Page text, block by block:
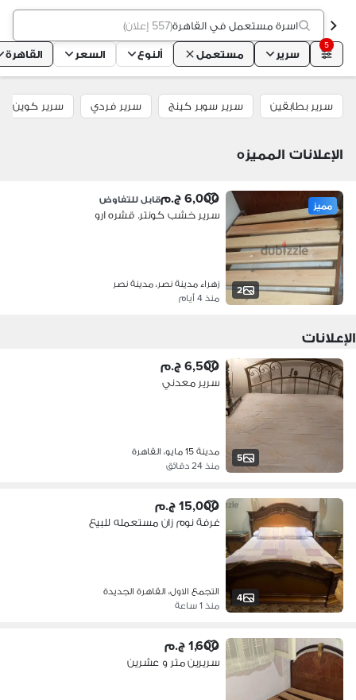
اسرة مستعمل في القاهرة(557 إعلان )
5
سرير مستعمل ألنوع السعر القاهرة
سرير بطابقين سرير سوبر كينج سرير فردي سرير كوين
الإعلانات المميزه
2
مميز 6,000 ج.م قابل للتفاوض
سرير خشب كونتر. قشره ارو
زهراء مدينة نصر، مدينة نصر
منذ 4 أيام
الإعلانات
5
6,500 ج.م
سرير معدني
مدينة 15 مايو، القاهرة
منذ 24 دقائق
4
15,000 ج.م
غرفة نوم زان مستعمله للبيع
التجمع الاول، القاهرة الجديدة
منذ 1 ساعة
1,600 ج.م
سريرين متر و عشرين